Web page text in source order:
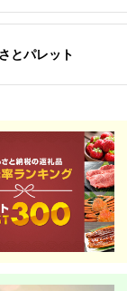
ワイン 岩の原ワイン
金賞 マスカット・ベ
とパレット